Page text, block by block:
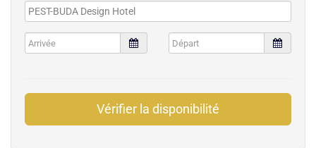
Vérifier la disponibilité